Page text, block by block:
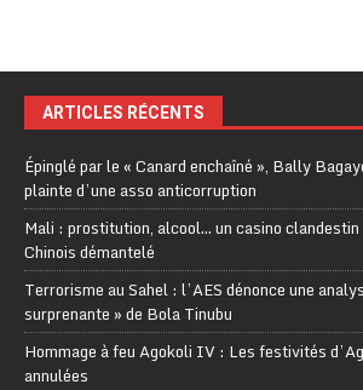
ARTICLES RÉCENTS
Épinglé par le « Canard enchaîné », Bally
plainte d’une asso anticorruption
Mali : prostitution, alcool… un casino
Chinois démantelé
Terrorisme au Sahel : l’AES dénonce une
surprenante » de Bola Tinubu
Hommage à feu Agokoli IV : Les festivités
annulées